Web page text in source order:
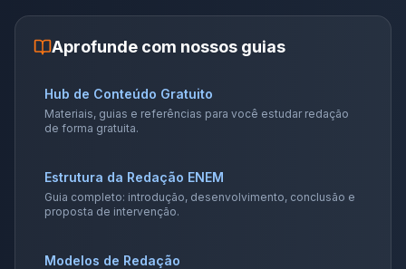
Aprofunde com nossos guias
Hub de Conteúdo Gratuito
Materiais, guias e referências para você estudar redação
de forma gratuita.
Estrutura da Redação ENEM
Guia completo: introdução, desenvolvimento, conclusão e
proposta de intervenção.
Modelos de Redação